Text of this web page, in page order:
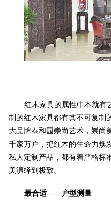
红木家具的属性中本就有
制的红木家具都有其不可复制
大品牌泰和园崇尚艺术，崇尚
千家万户，把红木的生命力焕
私人定制产品，都有着严格标
美演绎到极致。
最合适——户型测量